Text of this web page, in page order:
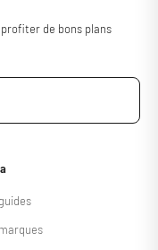
de bons plans